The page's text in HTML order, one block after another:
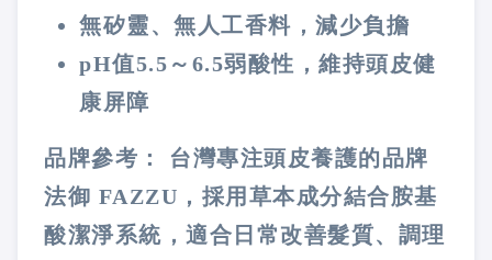
無矽靈、無人工香料 ，減少負擔
pH值5.5～6.5弱酸性 ，維持頭皮健
康屏障
品牌參考 ： 台灣專注頭皮養護的品牌
法御 FAZZU ，採用草本成分結合胺基
酸潔淨系統，適合日常改善髮質、調理